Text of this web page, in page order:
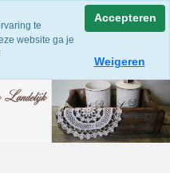
te
website ga je
Accepteren
Weigeren